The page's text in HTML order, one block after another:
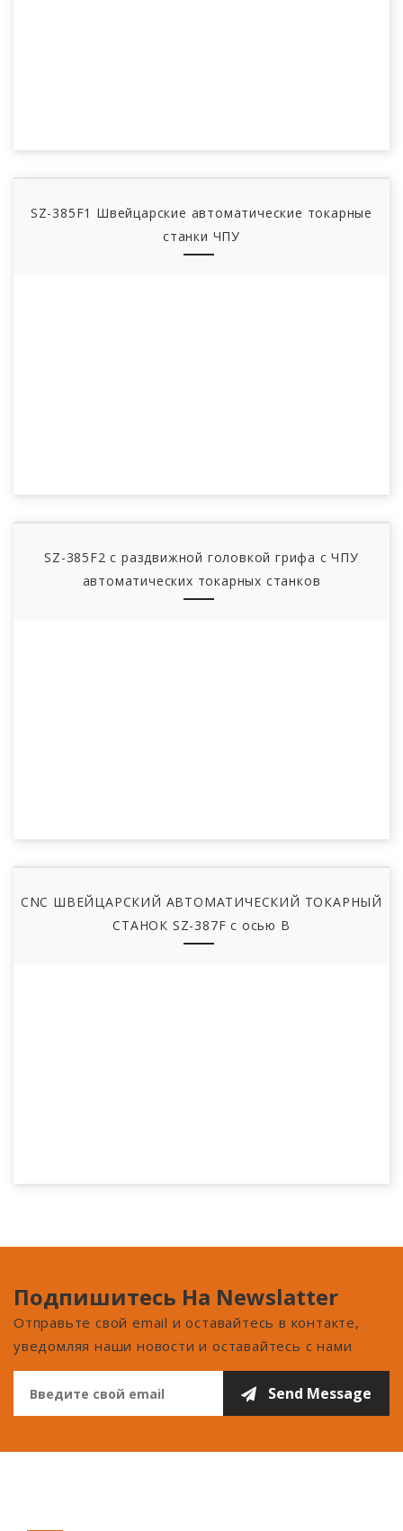
SZ-385F1 Швейцарские автоматические токарные
станки ЧПУ
SZ-385F2 с раздвижной головкой грифа с ЧПУ
автоматических токарных станков
CNC ШВЕЙЦАРСКИЙ АВТОМАТИЧЕСКИЙ ТОКАРНЫЙ
СТАНОК SZ-387F с осью B
Подпишитесь На Newslatter
Отправьте свой email и оставайтесь в контакте,
уведомляя наши новости и оставайтесь с нами